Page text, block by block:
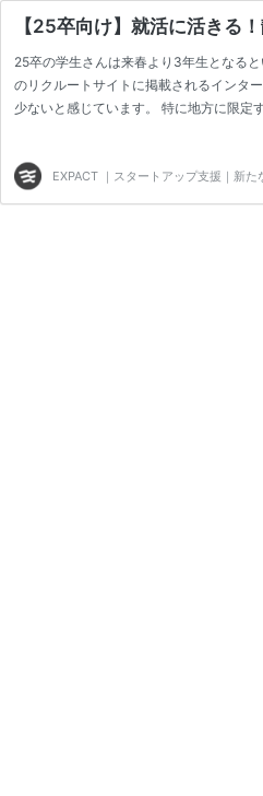
【25卒向け】就活に活きる
25卒の学生さんは来春より3年生となる
のリクルートサイトに掲載されるインタ
少ないと感じています。 特に地方に限定
EXPACT ｜スタートアップ支援｜新